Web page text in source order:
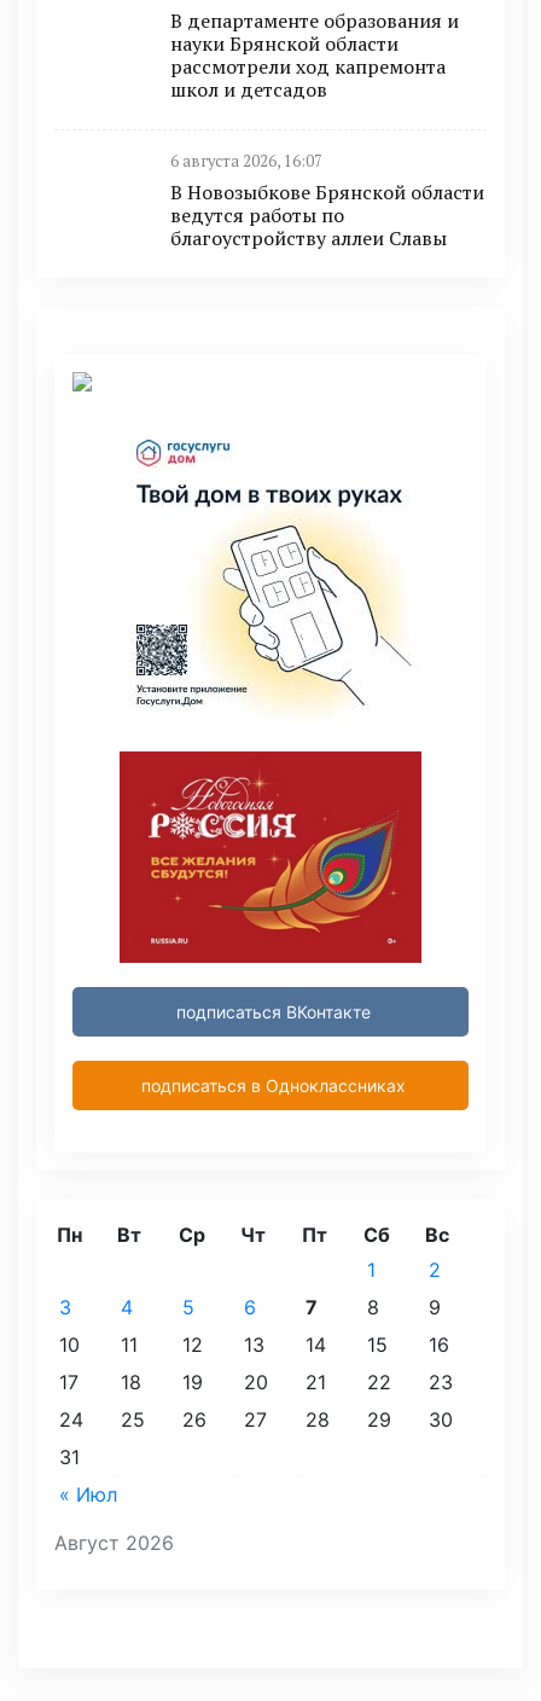
В департаменте образования и
науки Брянской области
рассмотрели ход капремонта
школ и детсадов
6 августа 2026, 16:07
В Новозыбкове Брянской области
ведутся работы по
благоустройству аллеи Славы
подписаться ВКонтакте
подписаться в Одноклассниках
Август 2026
Пн Вт Ср Чт Пт Сб Вс
« Июл
1
2
3
4 5 6 7 8
9
10
11 12 13 14 15
16
17
18 19 20 21 22
23
24
25 26 27 28 29
30
31